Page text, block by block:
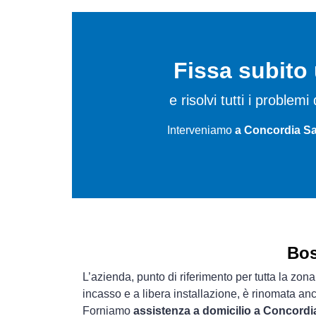
Fissa subito
e risolvi tutti i problemi
Interveniamo a Concordia
L’azienda, punto di riferimento per tutta la
incasso e a libera installazione, è rinomata
Forniamo assistenza a domicilio a